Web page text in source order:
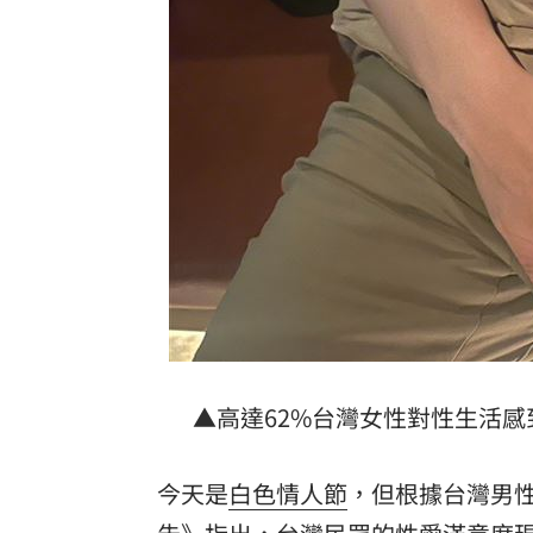
恩比德身心狀態回歸巔峰 攜詹姆斯力
女師遭學生刺眼恐失明！教育局：依法
97萬網紅肥大叔驟逝 2天前才暴瘦直播
白海豚狂攪拖出條狀冷水帶！鄭明典揭
台灣彩券開獎直播中
LIVE三立+24小時直播
三立iNEWS新聞台線上直播 18:00
理想混蛋號召粉絲跨海追星吃美食！
▲高達62%台灣女性對性生活感
今天是白色情人節 ，但根據台灣男